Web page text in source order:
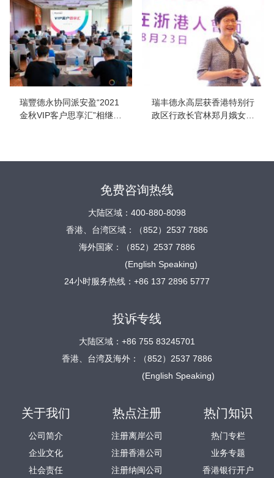
瑞豐德永协同派安盈“2021
金秋VIP客户思享汇”相继在
瑞丰德永高层获香港特别行
政区行政长官林郑月娥女士
免费咨询热线
大陆区域：400-880-8098
香港、台湾区域：（852）2537 7886
海外国家：（852）2537 7886
(English Speaking)
24小时服务热线：+86 137 2896 5777
投诉专线
大陆区域：+86 755 83245701
香港、台湾及海外：（852）2537 7886
(English Speaking)
关于我们
公司简介
企业文化
社会责任
热点注册
注册离岸公司
注册香港公司
注册纳闽公司
热门知识
热门专栏
业务专题
香港银行开户